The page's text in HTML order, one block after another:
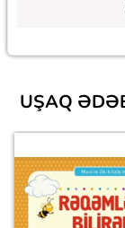
UŞAQ